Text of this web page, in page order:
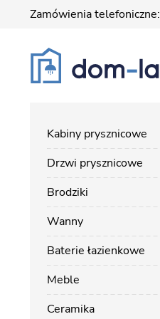
Zamówienia telefoniczne:
Kabiny prysznicowe
Drzwi prysznicowe
Brodziki
Wanny
Baterie łazienkowe
Meble
Ceramika